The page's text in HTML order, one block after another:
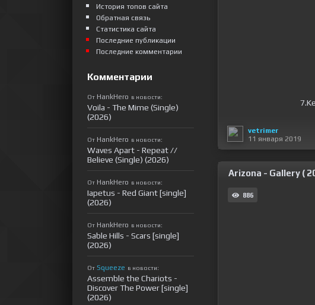
vetrimer
11 января 2019
Arizona - Gallery (
886
История топов сайта
Обратная связь
Статистика сайта
Последние публикации
Последние комментарии
Комментарии
От HankHero в новости:
Voila - The Mime (Single)
(2026)
От HankHero в новости:
Waves Apart - Repeat //
Believe (Single) (2026)
От HankHero в новости:
Iapetus - Red Giant [single]
(2026)
От HankHero в новости:
Sable Hills - Scars [single]
(2026)
От Squeeze в новости:
Assemble the Chariots -
Discover The Power [single]
(2026)